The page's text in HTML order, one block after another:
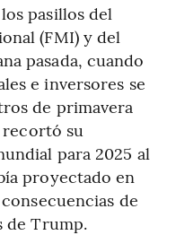
pasillos del
(FMI) y del
pasada, cuando
e inversores se
de primavera
su
para 2025 al
proyectado en
de
de Trump.